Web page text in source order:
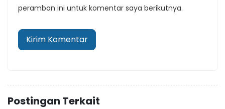
peramban ini untuk komentar saya berikutnya.
Postingan Terkait